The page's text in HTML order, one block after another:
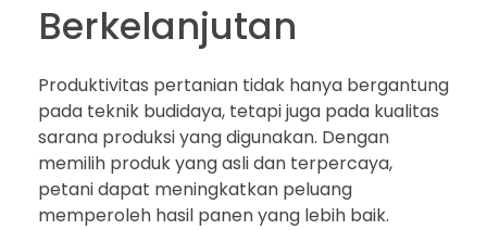
Berkelanjutan
Produktivitas pertanian tidak hanya bergantung
pada teknik budidaya, tetapi juga pada kualitas
sarana produksi yang digunakan. Dengan
memilih produk yang asli dan terpercaya,
petani dapat meningkatkan peluang
memperoleh hasil panen yang lebih baik.